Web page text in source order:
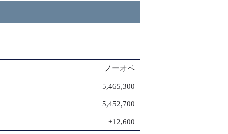
ノーオペ
5,465,300
5,452,700
+12,600